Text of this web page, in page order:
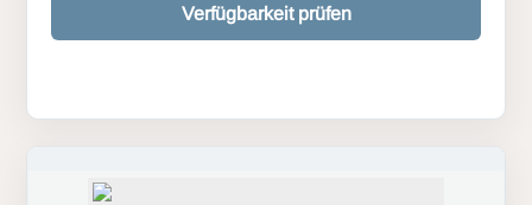
Verfügbarkeit prüfen